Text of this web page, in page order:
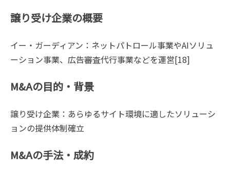
譲り受け企業の概要
イー・ガーディアン：ネットパトロール事業やAIソリュ
ーション事業、広告審査代行事業などを運営[18]
M&Aの目的・背景
譲り受け企業：あらゆるサイト環境に適したソリューシ
ョンの提供体制確立
M&Aの手法・成約